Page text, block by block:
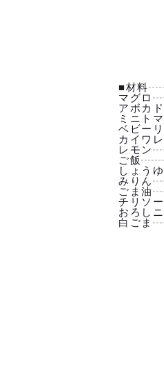
■材料
マグロ
アボカド
ミニトマ
ベビー
カイワ
レモン
ご飯
しょうゆ
みりん
ごま油
チリソー
おろし
白ごま